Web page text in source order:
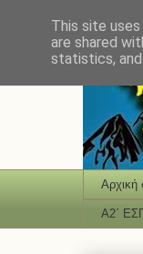
Αρχική
Α2΄
This site
are shared
statistics,